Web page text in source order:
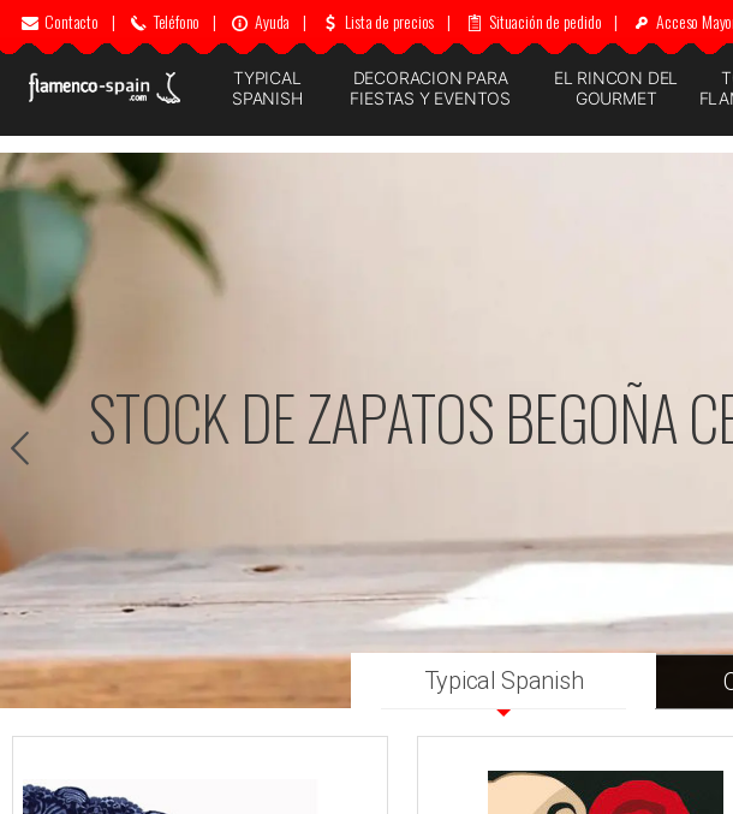
Contacto | Teléfono | Ayuda | Lista de precios | Situación de pedido | Acceso
TYPICAL
SPANISH
DECORACION PARA
FIESTAS Y EVENTOS
EL RINCON DEL
GOURMET
DECORACIÓN PARA FIESTAS
Typical Spanish